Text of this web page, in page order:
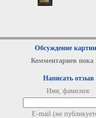
Обсуждение
Комментариев пока
Написать отзыв
Имя, фамилия:
E-mail (не